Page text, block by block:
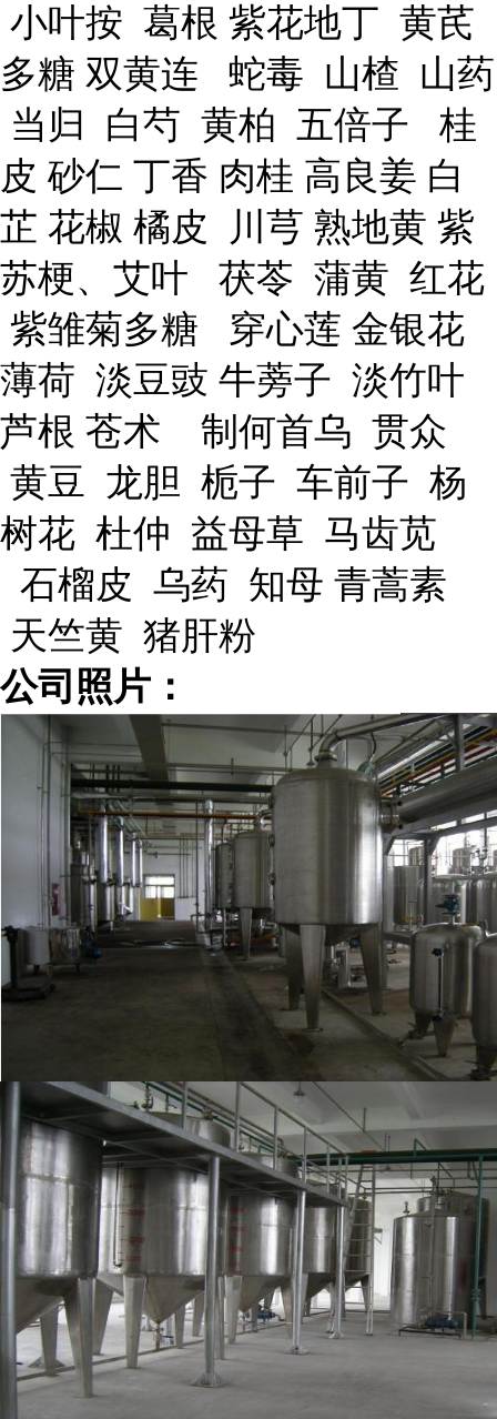
小叶按 葛根 紫花地丁 黄芪
多糖 双黄连 蛇毒 山楂 山药
当归 白芍 黄柏 五倍子 桂
皮 砂仁 丁香 肉桂 高良姜 白
芷 花椒 橘皮 川芎 熟地黄 紫
苏梗、艾叶 茯苓 蒲黄 红花
紫雏菊多糖 穿心莲 金银花
薄荷 淡豆豉 牛蒡子 淡竹叶
芦根 苍术 制何首乌 贯众
黄豆 龙胆 栀子 车前子 杨
树花 杜仲 益母草 马齿苋
石榴皮 乌药 知母 青蒿素
天竺黄 猪肝粉
公司照片：